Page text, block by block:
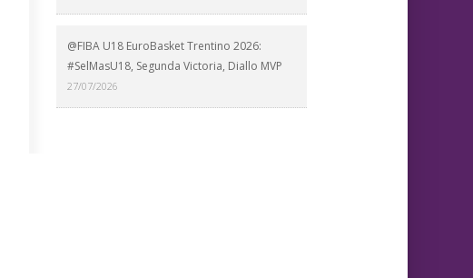
@FIBA U18 EuroBasket Trentino 2026:
#SelMasU18, Segunda Victoria, Diallo MVP
27/07/2026